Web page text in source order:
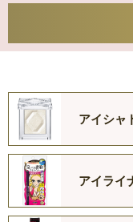
アイシャ
アイライ